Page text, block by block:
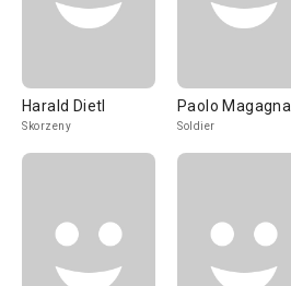
Harald Dietl
Skorzeny
Paolo Magagna
Soldier